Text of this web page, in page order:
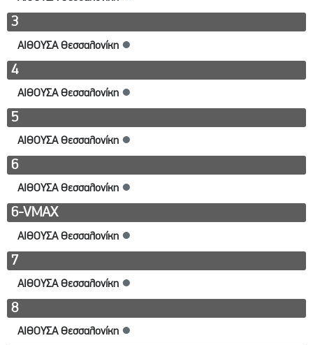
3
ΑΙΘΟΥΣΑ Θεσσαλονίκη ●
4
ΑΙΘΟΥΣΑ Θεσσαλονίκη ●
5
ΑΙΘΟΥΣΑ Θεσσαλονίκη ●
6
ΑΙΘΟΥΣΑ Θεσσαλονίκη ●
6-VMAX
ΑΙΘΟΥΣΑ Θεσσαλονίκη ●
7
ΑΙΘΟΥΣΑ Θεσσαλονίκη ●
8
ΑΙΘΟΥΣΑ Θεσσαλονίκη ●